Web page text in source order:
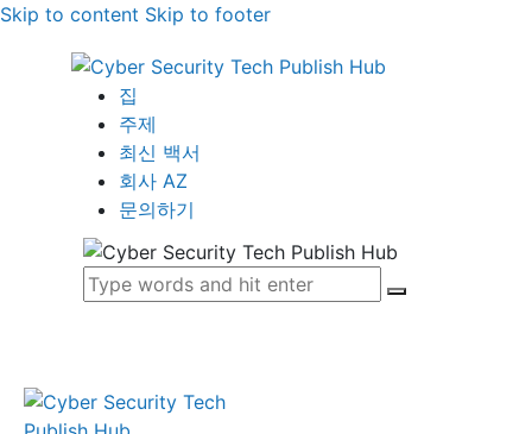
Skip to content Skip to footer
집
주제
최신 백서
회사 AZ
문의하기